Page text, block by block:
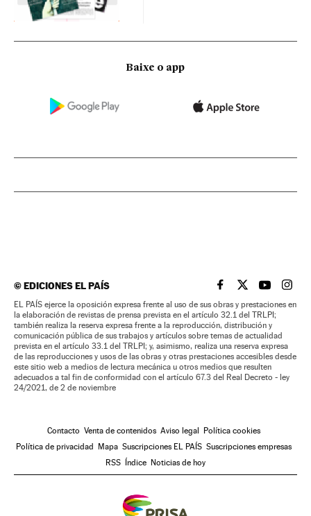
Baixe o app
©EDICIONES EL PAÍS EL PAÍS BRASIL EN
EL PAÍSEL PAÍS
EL
EL PAÍS ejerce la oposición expresa frente al uso de sus obras y prestaciones en
la elaboración de revistas de prensa prevista en el artículo 32.1 del TRLPI;
también realiza la reserva expresa frente a la reproducción, distribución y
comunicación pública de sus trabajos y artículos sobre temas de actualidad
prevista en el artículo 33.1 del TRLPI; y, asimismo, realiza una reserva expresa
de las reproducciones y usos de las obras y otras prestaciones accesibles desde
este sitio web a medios de lectura mecánica u otros medios que resulten
adecuados a tal fin de conformidad con el artículo 67.3 del Real Decreto - ley
24/2021, de 2 de noviembre
Contacto Venta de contenidos Aviso legal Política cookies
Política de privacidad Mapa Suscripciones EL PAÍS Suscripciones empresas
RSS Índice Noticias de hoy